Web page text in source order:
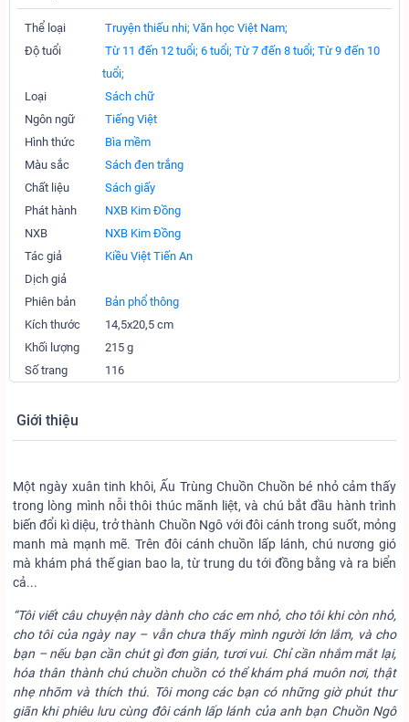
Thể loại Truyện thiếu nhi; Văn học Việt Nam;
Độ tuổi
Từ 11 đến 12 tuổi; 6 tuổi; Từ 7 đến 8 tuổi; Từ 9 đến 10
tuổi;
Loại
Sách chữ
Ngôn ngữ
Tiếng Việt
Hình thức
Bìa mềm
Màu sắc
Sách đen trắng
Chất liệu
Sách giấy
Phát hành
NXB Kim Đồng
NXB
NXB Kim Đồng
Tác giả
Kiều Việt Tiến An
Dịch giả
Phiên bản
Bản phổ thông
Kích thước
14,5x20,5 cm
Khối lượng
215 g
Số trang
116
Giới thiệu
Một ngày xuân tinh khôi, Ấu Trùng Chuồn Chuồn bé nhỏ cảm thấy
trong lòng mình nỗi thôi thúc mãnh liệt, và chú bắt đầu hành trình
biến đổi kì diệu, trở thành Chuồn Ngô với đôi cánh trong suốt, mỏng
manh mà mạnh mẽ. Trên đôi cánh chuồn lấp lánh, chú nương gió
mà khám phá thế gian bao la, từ trung du tới đồng bằng và ra biển
cả...
“Tôi viết câu chuyện này dành cho các em nhỏ, cho tôi khi còn nhỏ,
cho tôi của ngày nay – vẫn chưa thấy mình người lớn lắm, và cho
bạn – nếu bạn cần chút gì đơn giản, tươi vui. Chỉ cần nhắm mắt lại,
hóa thân thành chú chuồn chuồn có thể khám phá muôn nơi, thật
nhẹ nhõm và thích thú. Tôi mong các bạn có những giờ phút thư
giãn khi phiêu lưu cùng đôi cánh lấp lánh của anh bạn Chuồn Ngô